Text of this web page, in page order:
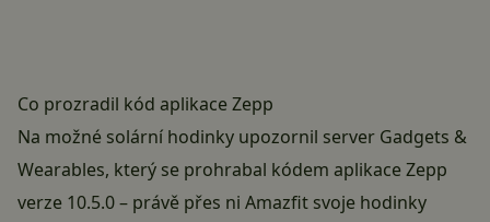
Co prozradil kód aplikace Zepp
Na možné solární hodinky upozornil server Gadgets &
Wearables, který se prohrabal kódem aplikace Zepp
verze 10.5.0 – právě přes ni Amazfit svoje hodinky